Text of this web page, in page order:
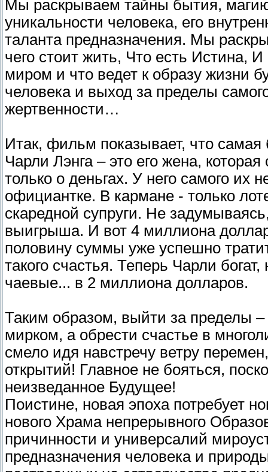
Мы раскрываем тайны бытия,
уникальности человека, его
таланта предназначения. Мы
чего стоит жить, Что есть Истина,
миром и что ведет к образу жизни
человека и выход за пределы
жертвенности…
Итак, фильм показывает, что
Чарли Лэнга – это его жена,
только о деньгах. У него самого их
официантке. В кармане - только
скаредной супруги. Не
выигрыша. И вот 4 миллиона
половину суммы уже успешно
такого счастья. Теперь Чарли
чаевые... в 2 миллиона долларов.
Таким образом, выйти за пределы
мирком, а обрести счастье в
смело идя навстречу ветру
открытий! Главное не бояться,
неизведанное Будущее!
Поистине, новая эпоха потребует
нового Храма непрерывного
причинности и универсалий
предназначения человека и